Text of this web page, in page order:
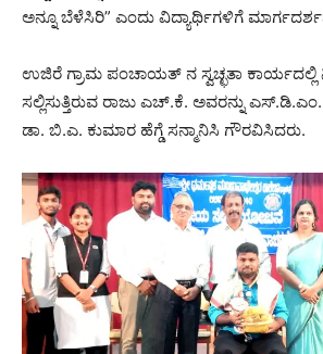
ಅನ್ನೂ ಬೆಳೆಸಿರಿ” ಎಂದು ವಿದ್ಯಾರ್ಥಿಗಳಿಗೆ
ಉಜಿರೆ ಗ್ರಾಮ ಪಂಚಾಯತ್ ನ ಸ್ವಚ್ಛತಾ ಕಾರ್ಯದಲ್ಲಿ
ಸಲ್ಲಿಸುತ್ತಿರುವ ರಾಜು ಎಚ್.ಕೆ. ಅವರನ್ನು
ಡಾ. ಬಿ.ಎ. ಕುಮಾರ ಹೆಗ್ಡೆ ಸನ್ಮಾನಿಸಿ ಗೌರವಿಸಿದರು.